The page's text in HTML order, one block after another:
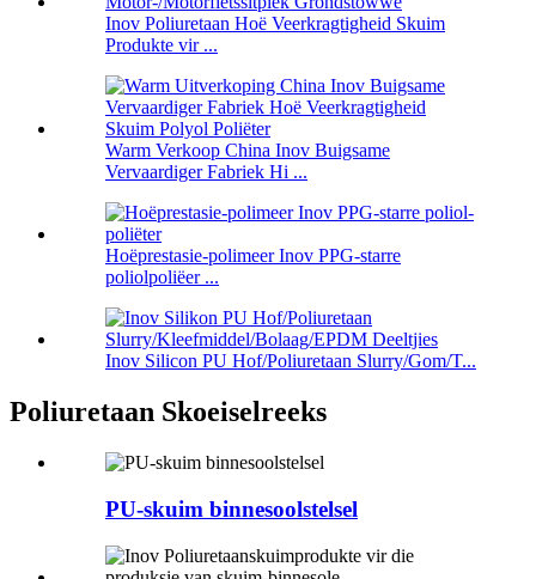
Inov Poliuretaan Hoë Veerkragtigheid Skuim
Produkte vir ...
Warm Verkoop China Inov Buigsame
Vervaardiger Fabriek Hi ...
Hoëprestasie-polimeer Inov PPG-starre
poliolpoliëer ...
Inov Silicon PU Hof/Poliuretaan Slurry/Gom/T...
Poliuretaan Skoeiselreeks
PU-skuim binnesoolstelsel